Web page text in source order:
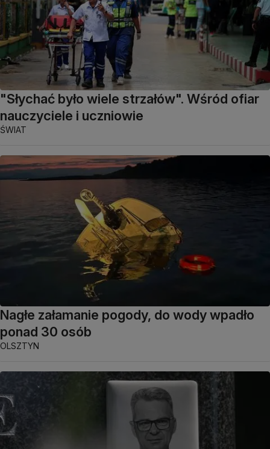
"Słychać było wiele strzałów". Wśród ofiar
nauczyciele i uczniowie
ŚWIAT
Nagłe załamanie pogody, do wody wpadło
ponad 30 osób
OLSZTYN